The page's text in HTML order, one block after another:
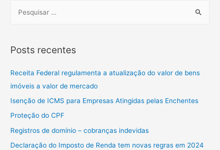
Posts recentes
Receita Federal regulamenta a atualização do valor de bens
imóveis a valor de mercado
Isenção de ICMS para Empresas Atingidas pelas Enchentes
Proteção do CPF
Registros de domínio – cobranças indevidas
Declaração do Imposto de Renda tem novas regras em 2024